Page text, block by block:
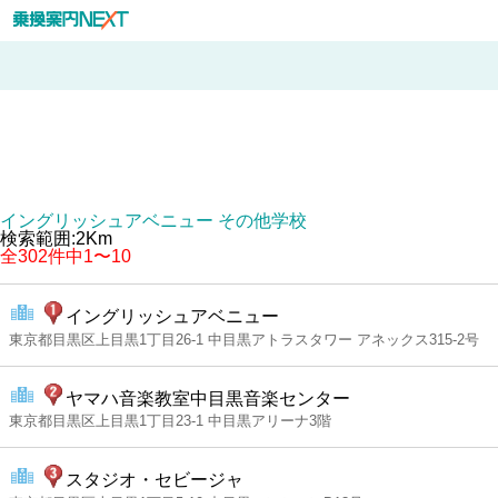
イングリッシュアベニュー その他学校
検索範囲:2Km
全302件中1〜10
イングリッシュアベニュー
東京都目黒区上目黒1丁目26-1 中目黒アトラスタワー アネックス315-2号
ヤマハ音楽教室中目黒音楽センター
東京都目黒区上目黒1丁目23-1 中目黒アリーナ3階
スタジオ・セビージャ